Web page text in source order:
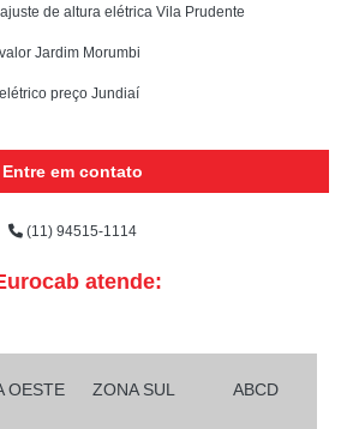
de altura elétrica Vila Prudente
Jardim Morumbi
preço Jundiaí
Entre em contato
(11) 94515-1114
atende:
OESTE ZONA SUL ABCD